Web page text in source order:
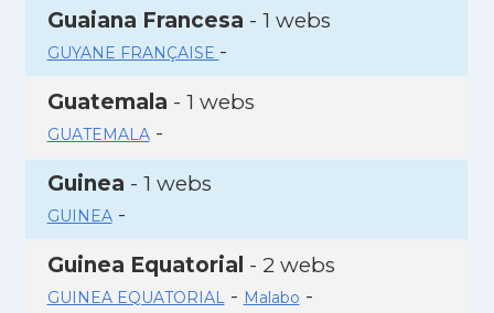
Guaiana Francesa - 1 webs
GUYANE FRANÇAISE -
Guatemala - 1 webs
GUATEMALA-
Guinea - 1 webs
GUINEA-
Guinea Equatorial - 2 webs
GUINEA EQUATORIAL- Malabo -